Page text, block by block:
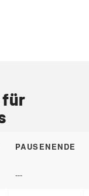
für
PAUSENENDE
---